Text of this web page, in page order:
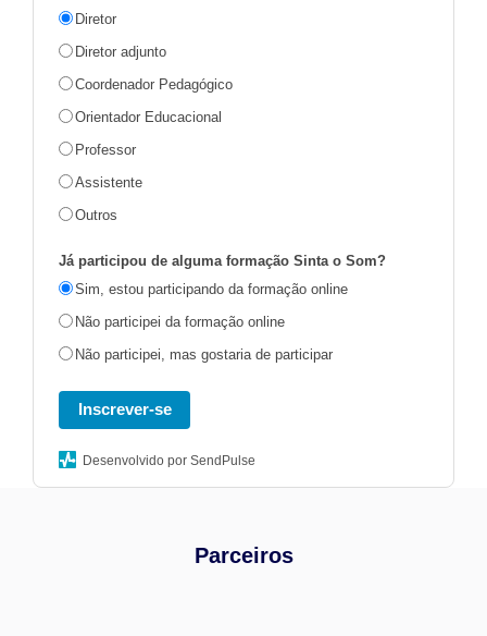
Diretor
Diretor adjunto
Coordenador Pedagógico
Orientador Educacional
Professor
Assistente
Outros
Já participou de alguma formação Sinta o Som?
Sim, estou participando da formação online
Não participei da formação online
Não participei, mas gostaria de participar
Inscrever-se
Desenvolvido por SendPulse
Parceiros